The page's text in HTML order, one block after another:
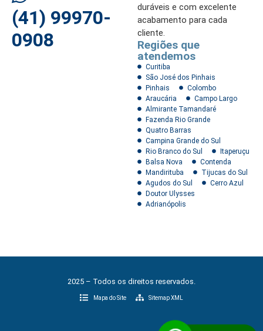
(41) 99970-
0908
duráveis e com excelente
acabamento para cada
cliente.
Regiões que
atendemos
Curitiba
São José dos Pinhais
Pinhais
Colombo
Araucária
Campo Largo
Almirante Tamandaré
Fazenda Rio Grande
Quatro Barras
Campina Grande do Sul
Rio Branco do Sul
Itaperuçu
Balsa Nova
Contenda
Mandirituba
Tijucas do Sul
Agudos do Sul
Cerro Azul
Doutor Ulysses
Adrianópolis
2025 – Todos os direitos reservados.
Mapa do Site Sitemap XML